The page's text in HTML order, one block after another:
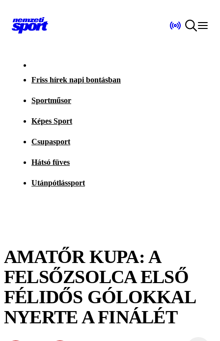
Friss hírek napi bontásban
Sportműsor
Képes Sport
Csupasport
Hátsó füves
Utánpótlássport
AMATŐR KUPA: A
FELSŐZSOLCA ELSŐ
FÉLIDŐS GÓLOKKAL
NYERTE A FINÁLÉT